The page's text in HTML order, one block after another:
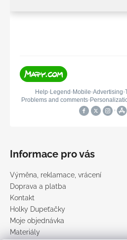
Informace pro vás
Výměna, reklamace, vrácení
Doprava a platba
Kontakt
Holky Dupeťačky
Moje objednávka
Materiály